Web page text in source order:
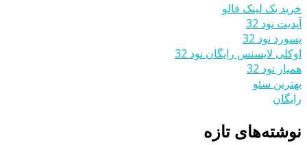
خرید بک لینک فالو
آپدیت نود 32
پسورد نود 32
اوکلی لایسنس رایگان نود 32
همیار نود 32
بهترین سئو
رایگان
نوشته‌های تازه